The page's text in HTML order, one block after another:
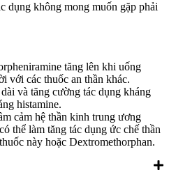
dụng không mong muốn gặp phải
tăng lên khi uống
với các thuốc an thần khác.
và tăng cường tác dụng kháng
histamine.
cảm hệ thần kinh trung ương
thể làm tăng tác dụng ức chế thần
này hoặc Dextromethorphan.